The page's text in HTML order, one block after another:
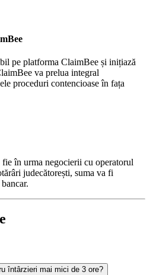
pe platforma ClaimBee și inițiază
va prelua integral
proceduri contencioase în fața
în urma negocierii cu operatorul
judecătorești, suma va fi
întârzieri mai mici de 3 ore?